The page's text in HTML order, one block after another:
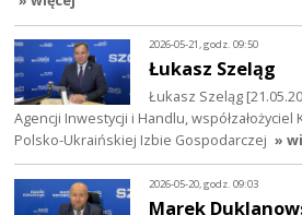
2026-05-21, godz. 09:50
Łukasz Szeląg
Łukasz Szeląg
Agencji Inwestycji i Handlu,
Polsko-Ukraińskiej Izbie Gospodarczej »
2026-05-20, godz. 09:03
Marek